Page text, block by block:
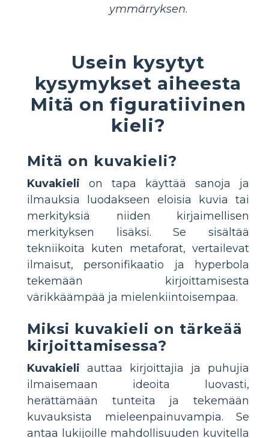
ymmärryksen.
Usein kysytyt
kysymykset aiheesta
Mitä on figuratiivinen
kieli?
Mitä on kuvakieli?
Kuvakieli on tapa käyttää sanoja ja
ilmauksia luodakseen eloisia kuvia tai
merkityksiä niiden kirjaimellisen
merkityksen lisäksi. Se sisältää
tekniikoita kuten metaforat, vertailevat
ilmaisut, personifikaatio ja hyperbola
tekemään kirjoittamisesta
värikkäämpää ja mielenkiintoisempaa.
Miksi kuvakieli on tärkeää
kirjoittamisessa?
Kuvakieli auttaa kirjoittajia ja puhujia
ilmaisemaan ideoita luovasti,
herättämään tunteita ja tekemään
kuvauksista mieleenpainuvampia. Se
antaa lukijoille mahdollisuuden kuvitella